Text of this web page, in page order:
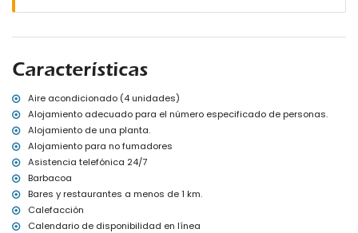
Servicios y comodidades incluidos en el precio del alquiler de la
plancha y tabla de planchar
ropa de cama y toallas
servicio de emergencia 24 horas
jacuzzi exterior
Servicios y comodidades con coste adicional
calefacción central y aire acondicionado
cama/cuna para niños (bajo demanda)
Entretenimiento y actividades de ocio para sus vacaciones en
Calpe, Costa Blanca
paseo marítimo (a menos de 1000 metros de la casa)
Características
Aire acondicionado (4 unidades)
Alojamiento adecuado para el número especificado de personas.
Alojamiento de una planta.
Alojamiento para no fumadores
Asistencia telefónica 24/7
Barbacoa
Bares y restaurantes a menos de 1 km.
Calefacción
Calendario de disponibilidad en línea